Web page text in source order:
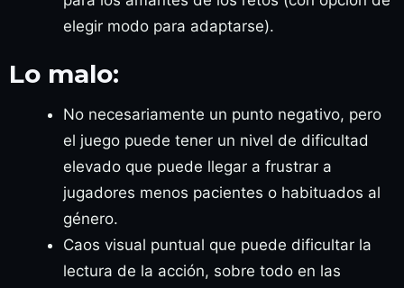
elegir modo para adaptarse).
Lo malo:
No necesariamente un punto negativo, pero
el juego puede tener un nivel de dificultad
elevado que puede llegar a frustrar a
jugadores menos pacientes o habituados al
género.
Caos visual puntual que puede dificultar la
lectura de la acción, sobre todo en las